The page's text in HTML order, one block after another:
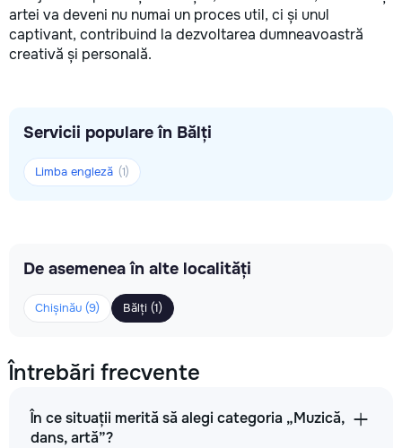
artei va deveni nu numai un proces util, ci și unul
captivant, contribuind la dezvoltarea dumneavoastră
creativă și personală.
Servicii populare în Bălți
Limba engleză (1)
De asemenea în alte localități
Chișinău (9) Bălți (1)
Întrebări frecvente
În ce situații merită să alegi categoria „Muzică,
dans, artă”?